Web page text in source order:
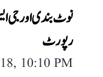
نوٹ بندی اور جی
رپورٹ
10:10 PM